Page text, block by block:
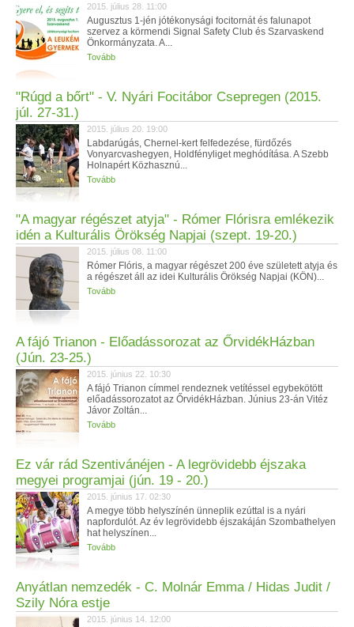
2015. július 28. 11:00
Augusztus 1-jén jótékonysági focitornát és falunapot
szervez a körmendi Signal Safety Club és Szarvaskend
Önkormányzata. A...
Tovább
"Rúgd a bőrt" - V. Nyári Focitábor Csepregen (2015.
júl. 27-31.)
2015. július 20. 19:00
Labdarúgás, Chernel-kert felfedezése, fürdőzés
Vonyarcvashegyen, Holdfényliget meghódítása. A Szebb
Holnapért Közhasznú...
Tovább
"A magyar régészet atyja" - Rómer Flórisra emlékezik
idén a Kulturális Örökség Napjai (szept. 19-20.)
2015. július 08. 11:00
Rómer Flóris, a magyar régészet 200 éve született atyja és
a régészet áll az idei Kulturális Örökség Napjai (KÖN)...
Tovább
A fájó Trianon - Előadássorozat az ŐrvidékHázban
(Jún. 23-25.)
2015. június 22. 10:30
A fájó Trianon címmel rendeznek vetítéssel egybekötött
előadássorozatot az ŐrvidékHázban. Június 23-án Vitéz
Jávor Zoltán...
Tovább
Ez vár rád Szentivánéjen - A legrövidebb éjszaka
megyei programjai (jún. 19 - 20.)
2015. június 17. 02:30
A megye több helyszínén ünneplik ezúttal is a nyári
napfordulót. Az év legrövidebb éjszakáján Szombathelyen
hat helyszínen...
Tovább
Anyátlan nemzedék - C. Molnár Emma / Hidas Judit /
Szily Nóra estje
2015. június 14. 12:00